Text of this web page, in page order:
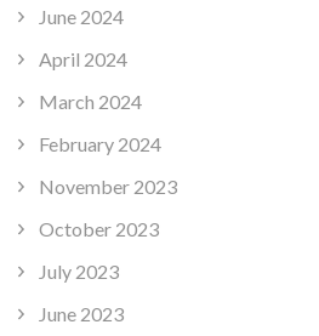
June 2024
April 2024
March 2024
February 2024
November 2023
October 2023
July 2023
June 2023